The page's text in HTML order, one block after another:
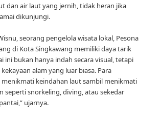
dan air laut yang jernih, tidak heran jika
dikunjungi.
seorang pengelola wisata lokal, Pesona
di Kota Singkawang memiliki daya tarik
ini bukan hanya indah secara visual, tetapi
alam yang luar biasa. Para
keindahan laut sambil menikmati
seperti snorkeling, diving, atau sekedar
ujarnya.